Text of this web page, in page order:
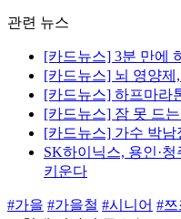
관련 뉴스
[카드뉴스] 3분 만에
[카드뉴스] 뇌 영양제
[카드뉴스] 하프마라
[카드뉴스] 잠 못 드
[카드뉴스] 가수 박남
SK하이닉스, 용인·
키운다
#가을 #가을철 #시니어 #쯔